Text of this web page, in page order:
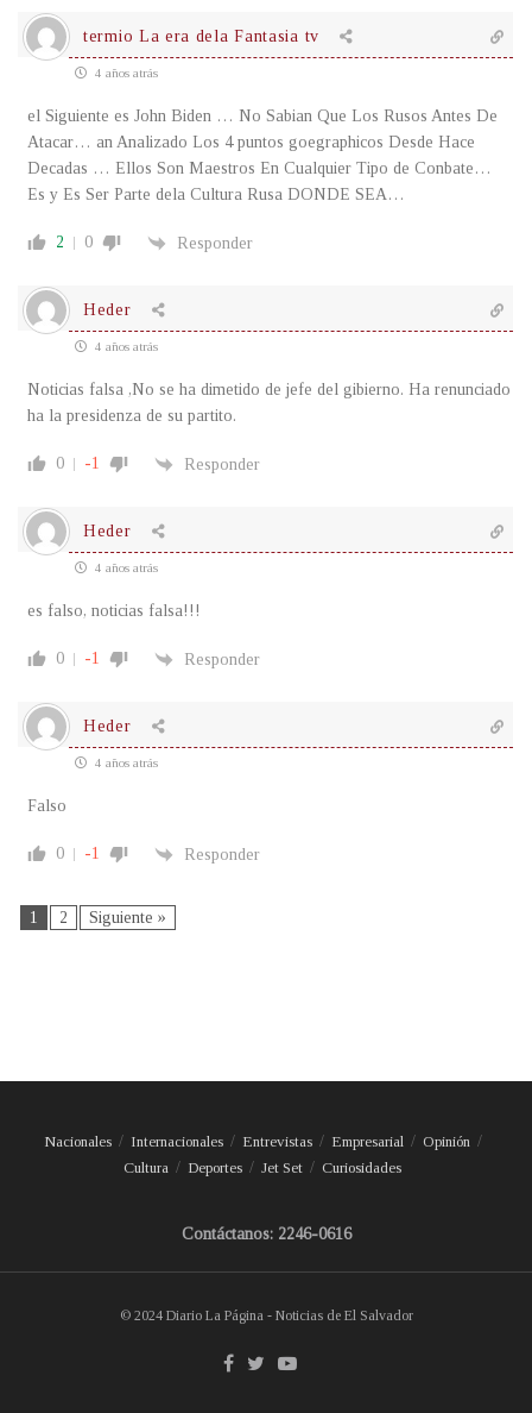
termio La era dela Fantasia tv
4 años atrás
el Siguiente es John Biden … No Sabian Que Los Rusos Antes De
Atacar… an Analizado Los 4 puntos goegraphicos Desde Hace
Decadas … Ellos Son Maestros En Cualquier Tipo de Conbate…
Es y Es Ser Parte dela Cultura Rusa DONDE SEA…
2 0 Responder
Heder
4 años atrás
Noticias falsa ,No se ha dimetido de jefe del gibierno. Ha renunciado
ha la presidenza de su partito.
0 -1 Responder
Heder
4 años atrás
es falso, noticias falsa!!!
0 -1 Responder
Heder
4 años atrás
Falso
0 -1 Responder
1 2 Siguiente »
Nacionales Internacionales Entrevistas Empresarial
Opinión
Cultura
Deportes Jet Set Curiosidades
Contáctanos: 2246-0616
© 2024 Diario La Página - Noticias de El Salvador